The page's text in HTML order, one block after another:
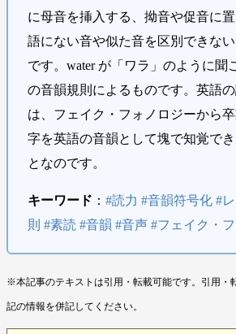
に母音を挿入する、拗音や促音に
語にない音や似た音を区別できな
です。water が「ワラ」のように聞
の音韻規則によるものです。英語
は、フェイク・フォノロジーから
字を英語の音韻として塊で知覚で
となのです。
キーワード ： #読力 #音韻符号化 #
則 #素読 #音韻 #音声 #フェイク・
※本記事のテキストは引用・転載可能です。引用・
記の情報を併記してください。